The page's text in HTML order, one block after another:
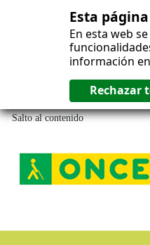
Esta
En esta web
información
Salto al contenido